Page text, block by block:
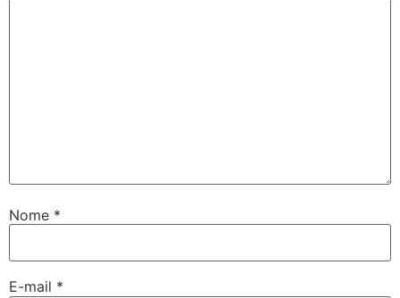
Nome *
E-mail *